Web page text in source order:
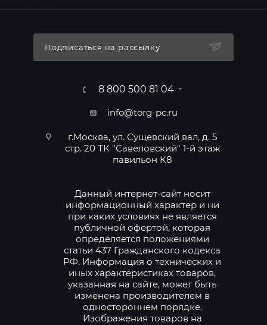
Подписаться на рассылку
8 800 500 81 04
info@torg-pc.ru
г.Москва, ул. Сущевский вал, д. 5
стр. 20 ТК "Савеловский" 1-й этаж
павильон К8
Данный интернет-сайт носит
информационный характер и ни
при каких условиях не является
публичной офертой, которая
определяется положениями
статьи 437 Гражданского кодекса
РФ. Информация о технических и
иных характеристиках товаров,
указанная на сайте, может быть
изменена производителем в
одностороннем порядке.
Изображения товаров на